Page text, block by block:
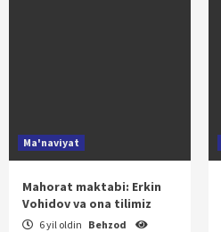
Ma'naviyat
Mahorat maktabi: Erkin
Vohidov va ona tilimiz
6 yil oldin Behzod